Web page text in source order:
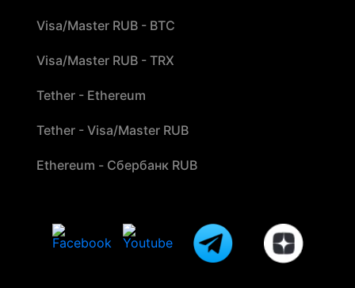
Visa/Master RUB - BTC
Visa/Master RUB - TRX
Tether - Ethereum
Tether - Visa/Master RUB
Ethereum - Сбербанк RUB